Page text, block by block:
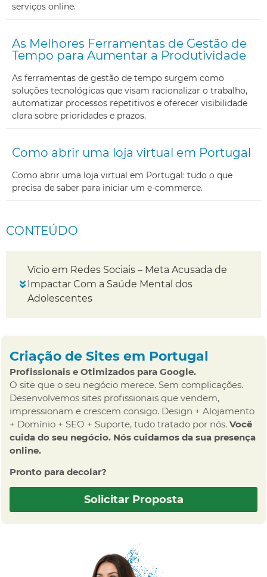
serviços online.
As Melhores Ferramentas de Gestão de
Tempo para Aumentar a Produtividade
As ferramentas de gestão de tempo surgem como
soluções tecnológicas que visam racionalizar o trabalho,
automatizar processos repetitivos e oferecer visibilidade
clara sobre prioridades e prazos.
Como abrir uma loja virtual em Portugal
Como abrir uma loja virtual em Portugal: tudo o que
precisa de saber para iniciar um e-commerce.
CONTEÚDO
Vício em Redes Sociais – Meta Acusada de
Impactar Com a Saúde Mental dos
Adolescentes
Criação de Sites em Portugal
Profissionais e Otimizados para Google.
O site que o seu negócio merece. Sem complicações.
Desenvolvemos sites profissionais que vendem,
impressionam e crescem consigo. Design + Alojamento
+ Domínio + SEO + Suporte, tudo tratado por nós. Você
cuida do seu negócio. Nós cuidamos da sua presença
online.
Pronto para decolar?
Solicitar Proposta